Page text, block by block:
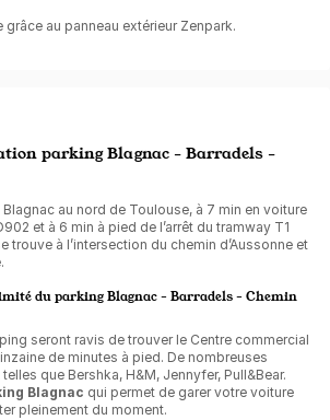
au panneau extérieur Zenpark.
parking Blagnac - Barradels -
Blagnac au nord de Toulouse, à 7 min en voiture
et à 6 min à pied de l’arrêt du tramway T1
trouve à l’intersection du chemin d’Aussonne et
du parking Blagnac - Barradels - Chemin
seront ravis de trouver le Centre commercial
de minutes à pied. De nombreuses
que Bershka, H&M, Jennyfer, Pull&Bear.
Blagnac qui permet de garer votre voiture
pleinement du moment.